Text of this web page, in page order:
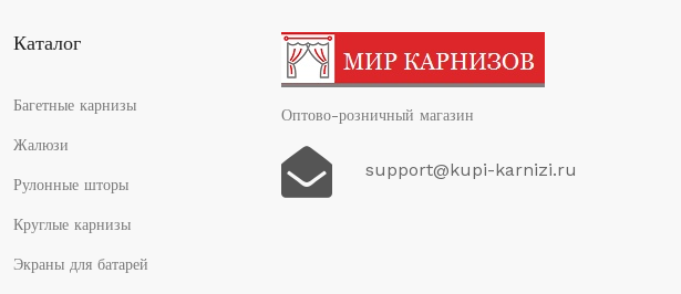
Каталог
Багетные карнизы
Жалюзи
Рулонные шторы
Круглые карнизы
Экраны для батарей
Оптово-розничный магазин
support@kupi-karnizi.ru